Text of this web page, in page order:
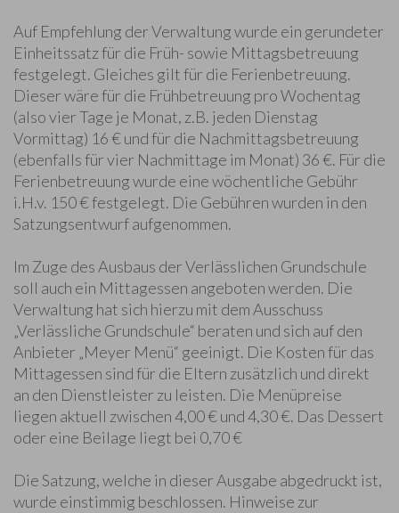
Auf Empfehlung der Verwaltung wurde ein gerundeter
Einheitssatz für die Früh- sowie Mittagsbetreuung
festgelegt. Gleiches gilt für die Ferienbetreuung.
Dieser wäre für die Frühbetreuung pro Wochentag
(also vier Tage je Monat, z.B. jeden Dienstag
Vormittag) 16 € und für die Nachmittagsbetreuung
(ebenfalls für vier Nachmittage im Monat) 36 €. Für die
Ferienbetreuung wurde eine wöchentliche Gebühr
i.H.v. 150 € festgelegt. Die Gebühren wurden in den
Satzungsentwurf aufgenommen.
Im Zuge des Ausbaus der Verlässlichen Grundschule
soll auch ein Mittagessen angeboten werden. Die
Verwaltung hat sich hierzu mit dem Ausschuss
„Verlässliche Grundschule“ beraten und sich auf den
Anbieter „Meyer Menü“ geeinigt. Die Kosten für das
Mittagessen sind für die Eltern zusätzlich und direkt
an den Dienstleister zu leisten. Die Menüpreise
liegen aktuell zwischen 4,00 € und 4,30 €. Das Dessert
oder eine Beilage liegt bei 0,70 €
Die Satzung, welche in dieser Ausgabe abgedruckt ist,
wurde einstimmig beschlossen. Hinweise zur